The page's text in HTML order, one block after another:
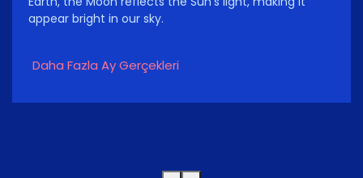
appear bright in our sky.
Daha Fazla Ay Gerçekleri